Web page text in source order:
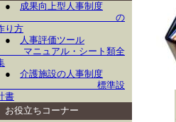
● 成果向上型人事制度
の
り方
●
人事評価ツール
マニュアル・シート類全
● 介護施設の人事制度
標準設
書
お役立ちコーナー